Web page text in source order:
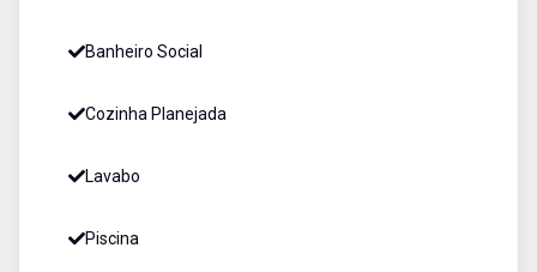
Banheiro Social
Cozinha Planejada
Lavabo
Piscina